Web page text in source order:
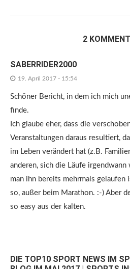
2
SABERRIDER2000
19. April 2017 - 15:54
Schöner Bericht, in dem ich mich
finde.
Ich glaube eher, dass die
Veranstaltungen daraus resultiert,
im Leben verändert hat (z.B.
anderen, sich die Läufe
man ihn bereits mehrmals
so, außer beim Marathon. :-) Aber
so easy aus der kalten.
DIE TOP10 SPORT NEWS IM